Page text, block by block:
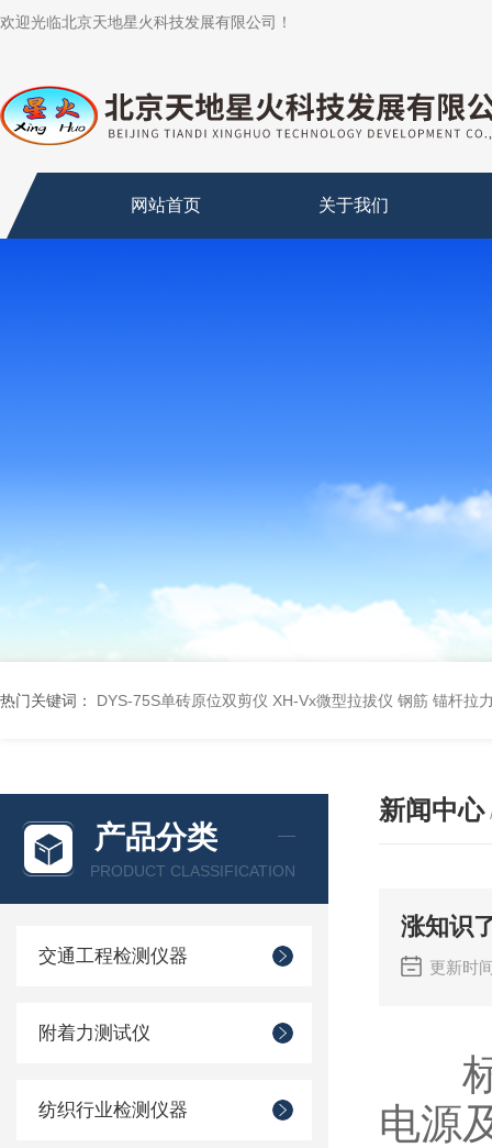
欢迎光临北京天地星火科技发展有限公司！
网站首页 关于我们
热门关键词： DYS-75S单砖原位双剪仪 XH-Vx微型拉拔仪 钢筋 锚杆拉
产品分类
PRODUCT CLASSIFICATION
交通工程检测仪器
附着力测试仪
纺织行业检测仪器
新闻中心
涨知识
更新时
电源